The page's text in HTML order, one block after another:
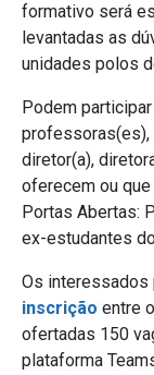
formativo será
levantadas as
unidades polos
Podem
diretor(a),
oferecem ou
Portas Abertas:
ex-estudantes
Os interessados
inscrição entre
ofertadas 150
plataforma